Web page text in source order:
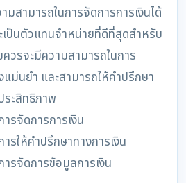
สามารถในการจัดการการเงินได้
ป็นตัวแทนจำหน่ายที่ดีที่สุดสำหรับ
วรจะมีความสามารถในการ
แม่นยำ และสามารถให้คำปรึกษา
ระสิทธิภาพ
รจัดการการเงิน
รให้คำปรึกษาทางการเงิน
รจัดการข้อมูลการเงิน